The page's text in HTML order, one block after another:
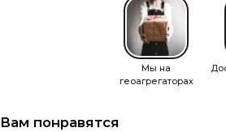
Мы на
геоагрегаторах
понравятся